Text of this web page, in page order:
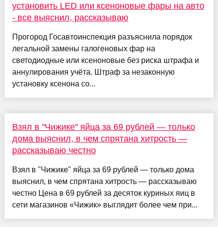
установить LED или ксеноновые фары на авто
- все выяснил, рассказываю
Прогород Госавтоинспекция разъяснила порядок
легальной замены галогеновых фар на
светодиодные или ксеноновые без риска штрафа и
аннулирования учёта. Штраф за незаконную
установку ксенона со...
Взял в "Чижике" яйца за 69 рублей — только
дома выяснил, в чем спрятана хитрость —
рассказываю честно
Взял в "Чижике" яйца за 69 рублей — только дома
выяснил, в чем спрятана хитрость — рассказываю
честно Цена в 69 рублей за десяток куриных яиц в
сети магазинов «Чижик» выглядит более чем при...